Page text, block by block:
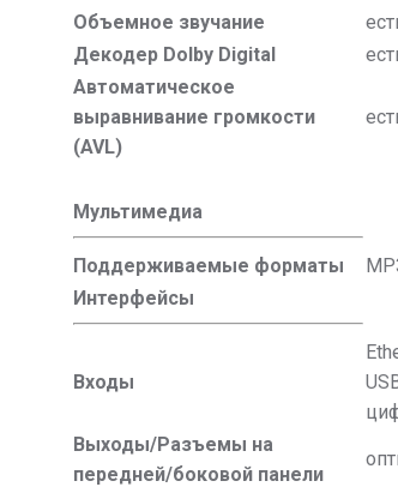
Объемное звучание
Декодер Dolby Digital
Автоматическое
выравнивание громкости
(AVL)
Мультимедиа
Поддерживаемые форматы
Интерфейсы
Входы
Выходы/Разъемы на
передней/боковой панели